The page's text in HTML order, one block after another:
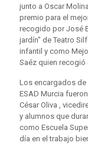
junto a Oscar
premio para el
recogido por José
jardín" de Teatro
infantil y como
Saéz quien
Los encargados
ESAD Murcia
César Oliva ,
y alumnos que
como Escuela
día en el trabajo